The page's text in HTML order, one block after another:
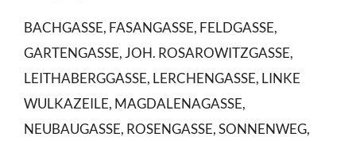
BACHGASSE, FASANGASSE, FELDGASSE,
GARTENGASSE, JOH. ROSAROWITZGASSE,
LEITHABERGGASSE, LERCHENGASSE, LINKE
WULKAZEILE, MAGDALENAGASSE,
NEUBAUGASSE, ROSENGASSE, SONNENWEG,